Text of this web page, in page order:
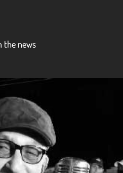
the news